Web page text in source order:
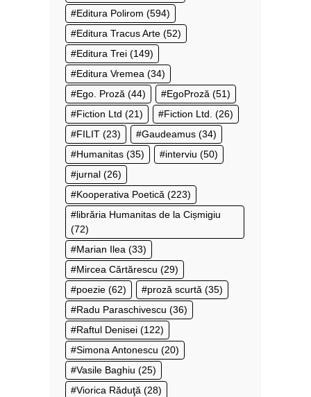
Editura Polirom (594)
Editura Tracus Arte (52)
Editura Trei (149)
Editura Vremea (34)
Ego. Proză (44) EgoProză (51)
Fiction Ltd (21) Fiction Ltd. (26)
FILIT (23) Gaudeamus (34)
Humanitas (35) interviu (50)
jurnal (26)
Kooperativa Poetică (223)
librăria Humanitas de la Cișmigiu
(72)
Marian Ilea (33)
Mircea Cărtărescu (29)
poezie (62) proză scurtă (35)
Radu Paraschivescu (36)
Raftul Denisei (122)
Simona Antonescu (20)
Vasile Baghiu (25)
Viorica Răduţă (28)